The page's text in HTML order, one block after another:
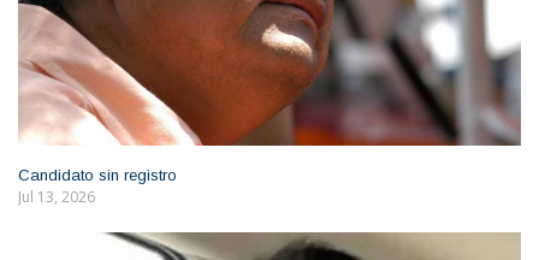
Candidato sin registro
Jul 13, 2026